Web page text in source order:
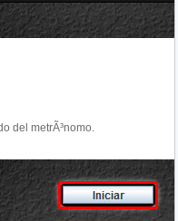
del metrÃ³nomo.